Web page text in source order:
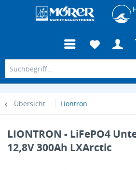
Übersicht Liontron
LIONTRON - LiFePO4
12,8V 300Ah LXArctic